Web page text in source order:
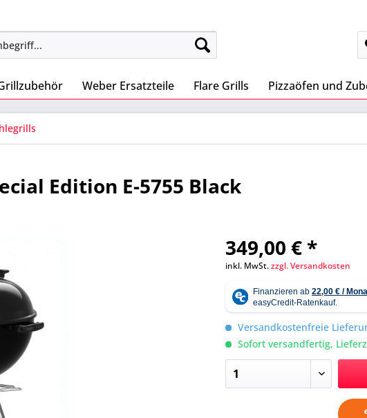
Weber Ersatzteile Flare Grills Pizzaöfen und
Edition E-5755 Black
349,00 € *
inkl. MwSt.zzgl. Versandkosten
Versandkostenfreie
Sofort versandfertig,